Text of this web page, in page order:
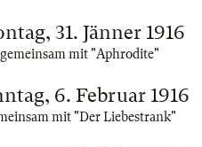
31. Jänner 1916
gemeinsam mit "Aphrodite"
6. Februar 1916
mit "Der Liebestrank"